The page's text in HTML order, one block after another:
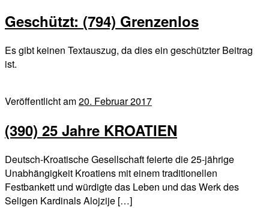
Geschützt: (794) Grenzenlos
Es gibt keinen Textauszug, da dies ein geschützter Beitrag
ist.
Veröffentlicht am20. Februar 2017
(390) 25 Jahre KROATIEN
Deutsch-Kroatische Gesellschaft feierte die 25-jährige
Unabhängigkeit Kroatiens mit einem traditionellen
Festbankett und würdigte das Leben und das Werk des
Seligen Kardinals Alojzije […]